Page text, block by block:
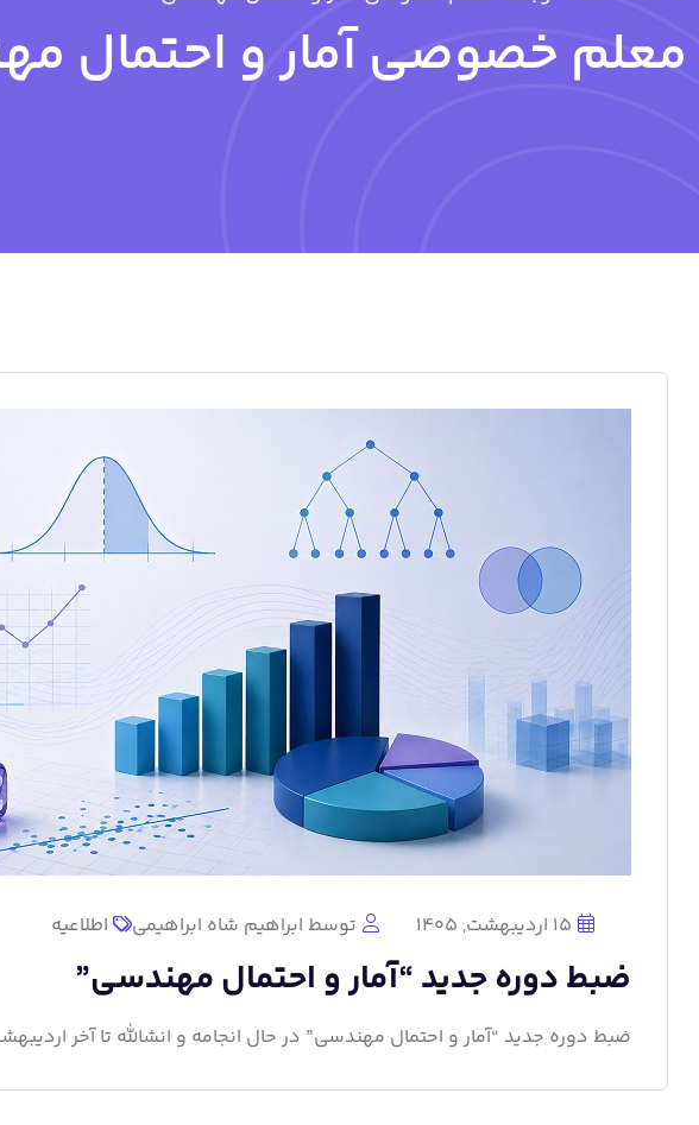
معلم خصوصی آمار و احتمال
15 اردیبهشت, 1405 توسط ابراهیم شاه ابراهیمی اطلاعیه
ضبط دوره جدید “آمار و احتمال مهندسی”
ضبط دوره جدید “آمار و احتمال مهندسی” در حال انجامه و انشالله تا آخر اردیبهشت 1405 قابل تهیه خواهد